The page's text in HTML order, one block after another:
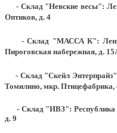
- Склад "Невские весы":
Оптиков, д. 4
- Склад "МАССА К":
Пироговская набережная, д.
- Склад "Скейл
Томилино, мкр. Птицефабрика,
- Склад "ИВЗ": Республика
д. 9